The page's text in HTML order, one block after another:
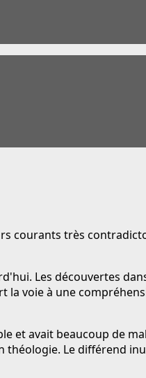
courants très
Les découvertes
la voie à une
et avait beaucoup de
Le différend